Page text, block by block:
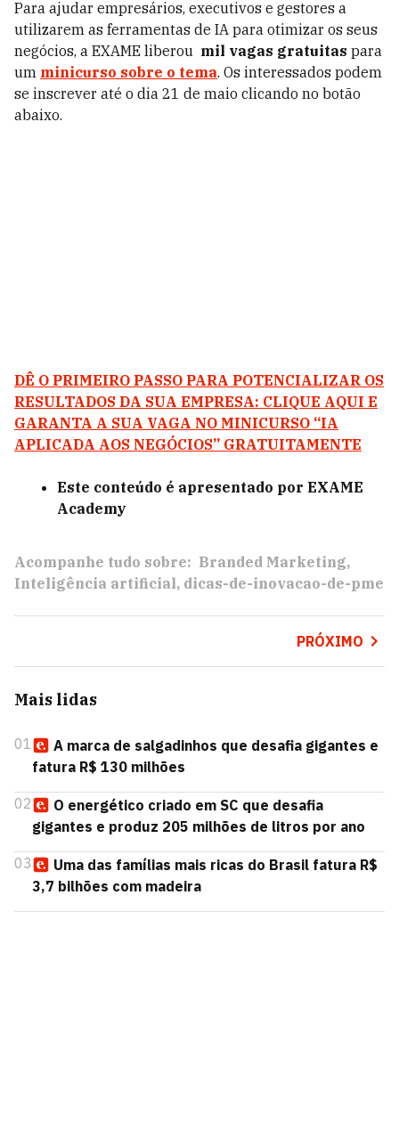
Para ajudar empresários, executivos e gestores a
utilizarem as ferramentas de IA para otimizar os seus
negócios, a EXAME liberou mil vagas gratuitas para
um minicurso sobre o tema. Os interessados podem
se inscrever até o dia 21 de maio clicando no botão
abaixo.
DÊ O PRIMEIRO PASSO PARA POTENCIALIZAR OS
RESULTADOS DA SUA EMPRESA: CLIQUE AQUI E
GARANTA A SUA VAGA NO MINICURSO “IA
APLICADA AOS NEGÓCIOS” GRATUITAMENTE
Este conteúdo é apresentado por EXAME
Academy
Acompanhe tudo sobre: Branded Marketing
Inteligência artificial dicas-de-inovacao-de-pme
PRÓXIMO
Mais lidas
01
A marca de salgadinhos que desafia gigantes e
fatura R$ 130 milhões
02
O energético criado em SC que desafia
gigantes e produz 205 milhões de litros por ano
03
Uma das famílias mais ricas do Brasil fatura R$
3,7 bilhões com madeira